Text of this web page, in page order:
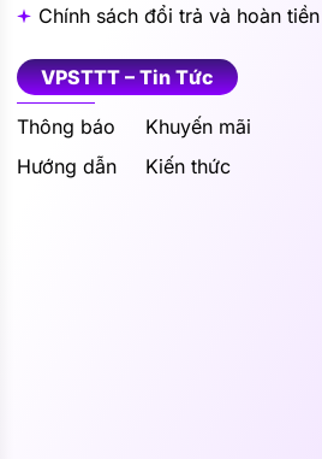
Chính sách đổi trả và hoàn tiền
VPSTTT – Tin Tức
Thông báo
Khuyến mãi
Hướng dẫn
Kiến thức